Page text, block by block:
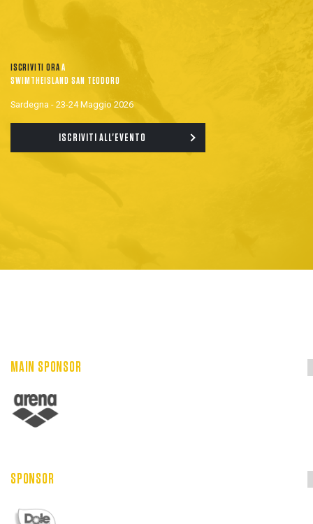
ISCRIVITI ORAA
SWIMTHEISLAND SAN TEODORO
Sardegna - 23-24 Maggio 2026
ISCRIVITI ALL'EVENTO
MAIN SPONSOR
SPONSOR